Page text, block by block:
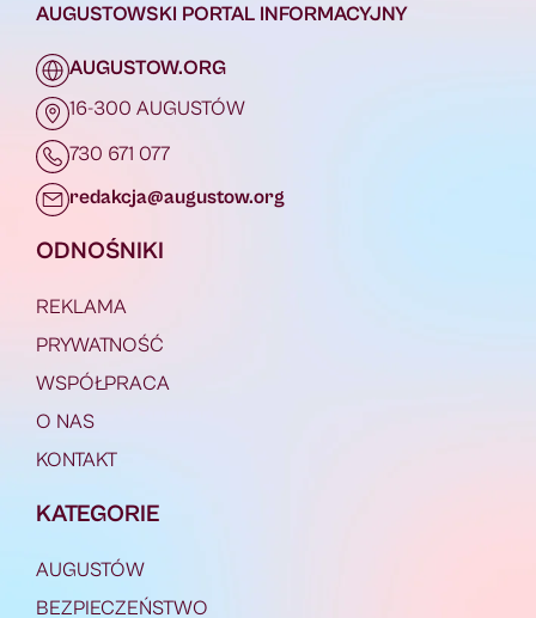
AUGUSTOWSKI PORTAL INFORMACYJNY
AUGUSTOW.ORG
16-300 AUGUSTÓW
730 671 077
redakcja@augustow.org
ODNOŚNIKI
REKLAMA
PRYWATNOŚĆ
WSPÓŁPRACA
O NAS
KONTAKT
KATEGORIE
AUGUSTÓW
BEZPIECZEŃSTWO